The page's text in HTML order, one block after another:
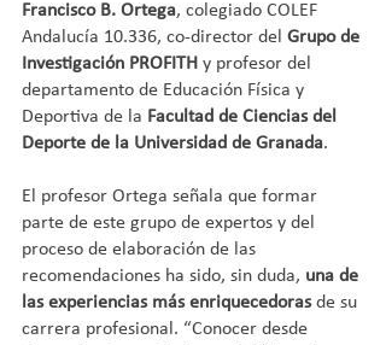
Francisco B. Ortega, colegiado COLEF
Andalucía 10.336, co-director del Grupo de
Investigación PROFITH y profesor del
departamento de Educación Física y
Deportiva de la Facultad de Ciencias del
Deporte de la Universidad de Granada.
El profesor Ortega señala que formar
parte de este grupo de expertos y del
proceso de elaboración de las
recomendaciones ha sido, sin duda, una de
las experiencias más enriquecedoras de su
carrera profesional. “Conocer desde